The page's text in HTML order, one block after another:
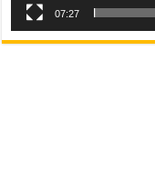
07:27